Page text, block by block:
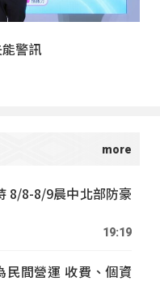
警訊
8/8-8/9晨中北部防豪
19:19
民間營運 收費、個資